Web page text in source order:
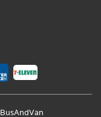
BusAndVan